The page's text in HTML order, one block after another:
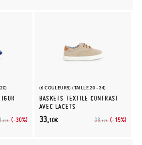
95€ (-30%)
(6 COULEURS) (TAILLE 20 - 34)
BASKETS TEXTILE CONTRAST
AVEC LACETS
38,95€ (-15%)
33,10€